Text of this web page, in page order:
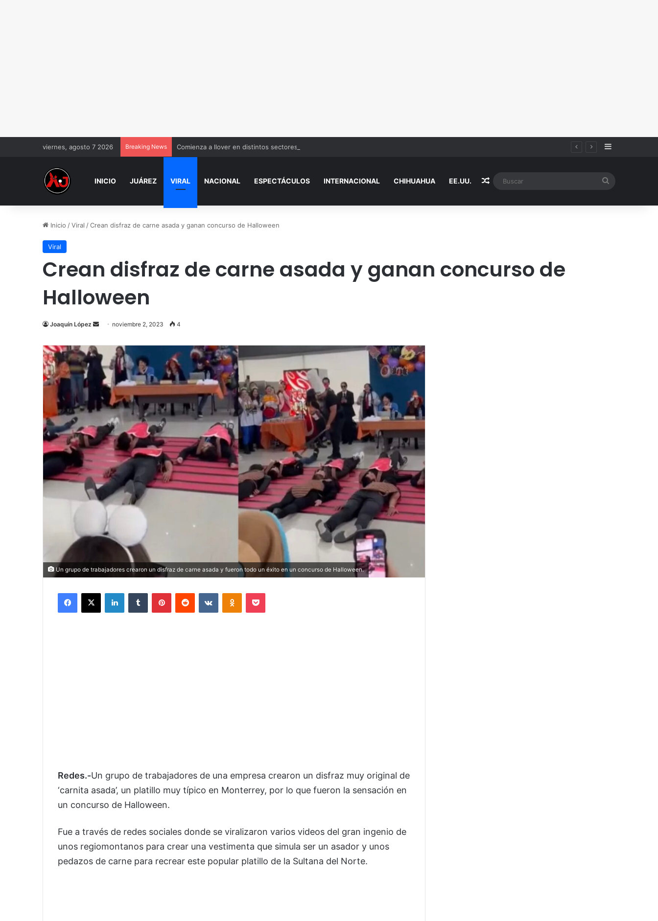
viernes, agosto 7 2026 Breaking News Comienza a llover en distintos sectores de Juárez Sidebar
INICIO JUÁREZ VIRAL NACIONAL ESPECTÁCULOS INTERNACIONAL CHIHUAHUA EE.UU. Random Article
Inicio /Viral /Crean disfraz de carne asada y ganan concurso de Halloween
Viral
Crean disfraz de carne asada y ganan concurso de
Halloween
Joaquín López
Send
email
noviembre 2, 2023 4
Un grupo de trabajadores crearon un disfraz de carne asada y fueron todo un éxito en un concurso de Halloween.
Facebook
X LinkedInTumblr PinterestReddit VKontakteOdnoklassniki
Pocket
Redes.-Un grupo de trabajadores de una empresa crearon un disfraz muy original de
‘carnita asada’, un platillo muy típico en Monterrey, por lo que fueron la sensación en
un concurso de Halloween.
Fue a través de redes sociales donde se viralizaron varios videos del gran ingenio de
unos regiomontanos para crear una vestimenta que simula ser un asador y unos
pedazos de carne para recrear este popular platillo de la Sultana del Norte.